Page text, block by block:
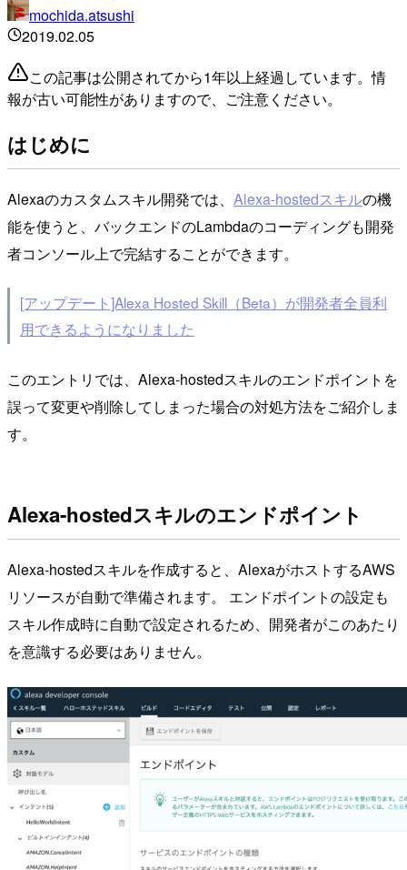
mochida.atsushi
2019.02.05
この記事は公開されてから1年以上経過しています。情
報が古い可能性がありますので、ご注意ください。
はじめに
Alexaのカスタムスキル開発では、 Alexa-hostedスキルの機
能を使うと、バックエンドのLambdaのコーディングも開発
者コンソール上で完結することができます。
[アップデート]Alexa Hosted Skill（Beta）が開発者全員利
用できるようになりました
このエントリでは、Alexa-hostedスキルのエンドポイントを
誤って変更や削除してしまった場合の対処方法をご紹介しま
す。
Alexa-hostedスキルのエンドポイント
Alexa-hostedスキルを作成すると、AlexaがホストするAWS
リソースが自動で準備されます。 エンドポイントの設定も
スキル作成時に自動で設定されるため、開発者がこのあたり
を意識する必要はありません。